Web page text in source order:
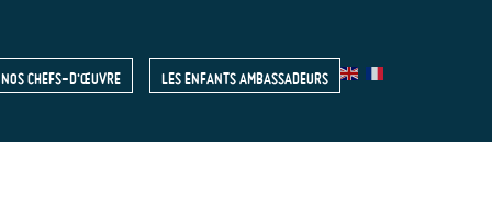
NOS CHEFS-D'ŒUVRE LES ENFANTS AMBASSADEURS